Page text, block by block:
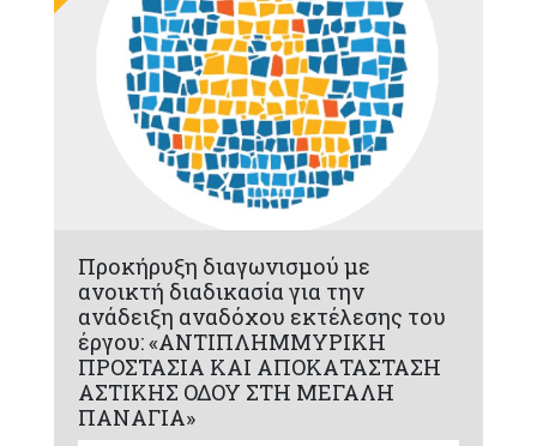
Προκήρυξη διαγωνισμού με
ανοικτή διαδικασία για την
ανάδειξη αναδόχου εκτέλεσης του
έργου: «ΑΝΤΙΠΛΗΜΜΥΡΙΚΗ
ΠΡΟΣΤΑΣΙΑ ΚΑΙ ΑΠΟΚΑΤΑΣΤΑΣΗ
ΑΣΤΙΚΗΣ ΟΔΟΥ ΣΤΗ ΜΕΓΑΛΗ
ΠΑΝΑΓΙΑ»